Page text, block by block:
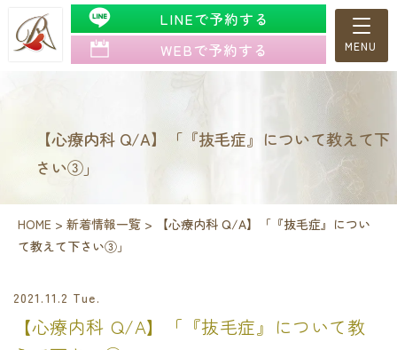
LINEで予約する
WEBで予約する
【心療内科 Q/A】「『抜毛症』について教えて下
さい③」
HOME > 新着情報一覧 >
【心療内科 Q/A】「『抜毛症』につい
て教えて下さい③」
2021.11.2 Tue.
【心療内科 Q/A】「『抜毛症』について教